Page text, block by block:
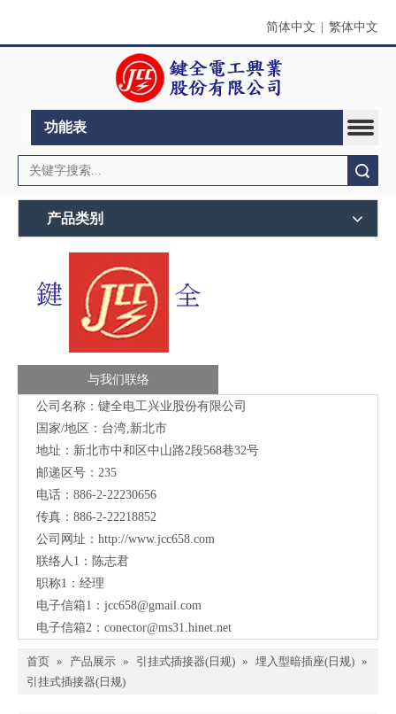
简体中文 繁体中文
功能表
产品类别
与我们联络
公司名称：键全电工兴业股份有限公司
国家/地区：台湾,新北市
地址：新北市中和区中山路2段568巷32号
邮递区号：235
电话：886-2-22230656
传真：886-2-22218852
公司网址： http://www.jcc658.com
联络人1：陈志君
职称1： 经理
电子信箱1： jcc658@gmail.com
电子信箱2： conector@ms31.hinet.net
首页 » 产品展示 » 引挂式插接器(日规) » 埋入型暗插座(日规) »
引挂式插接器(日规)